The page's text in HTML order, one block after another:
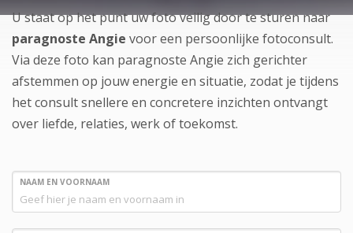
U staat op het punt uw foto veilig door te sturen naar
paragnoste Angie voor een persoonlijke fotoconsult.
Via deze foto kan paragnoste Angie zich gerichter
afstemmen op jouw energie en situatie, zodat je tijdens
het consult snellere en concretere inzichten ontvangt
over liefde, relaties, werk of toekomst.
NAAM EN VOORNAAM